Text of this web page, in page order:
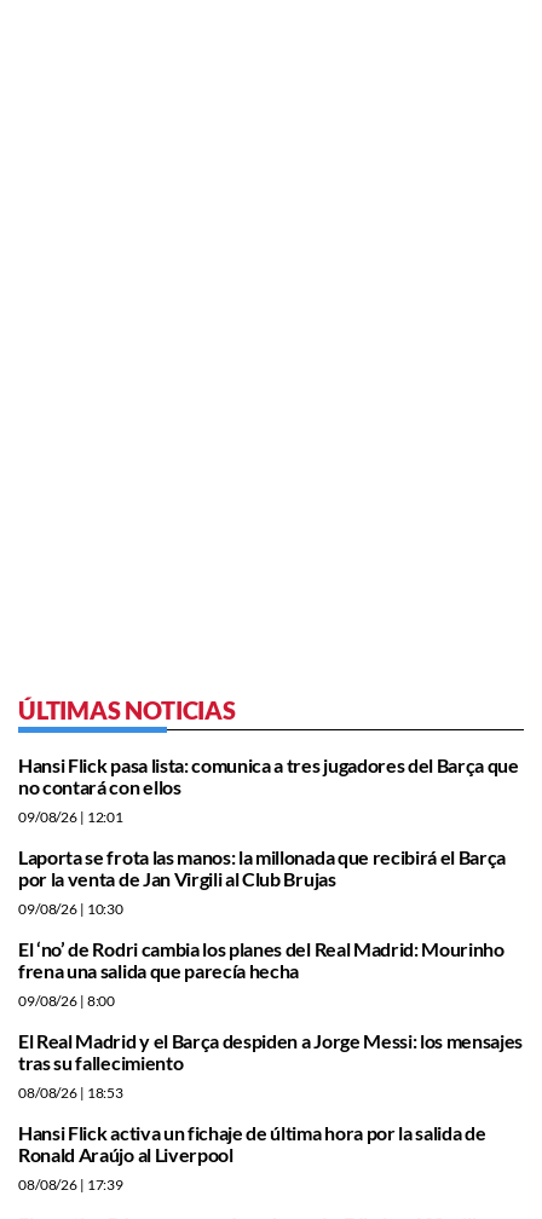
ÚLTIMAS NOTICIAS
Hansi Flick pasa lista: comunica a tres jugadores del Barça que
no contará con ellos
09/08/26 | 12:01
Laporta se frota las manos: la millonada que recibirá el Barça
por la venta de Jan Virgili al Club Brujas
09/08/26 | 10:30
El ‘no’ de Rodri cambia los planes del Real Madrid: Mourinho
frena una salida que parecía hecha
09/08/26 | 8:00
El Real Madrid y el Barça despiden a Jorge Messi: los mensajes
tras su fallecimiento
08/08/26 | 18:53
Hansi Flick activa un fichaje de última hora por la salida de
Ronald Araújo al Liverpool
08/08/26 | 17:39